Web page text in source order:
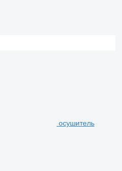
осушитель